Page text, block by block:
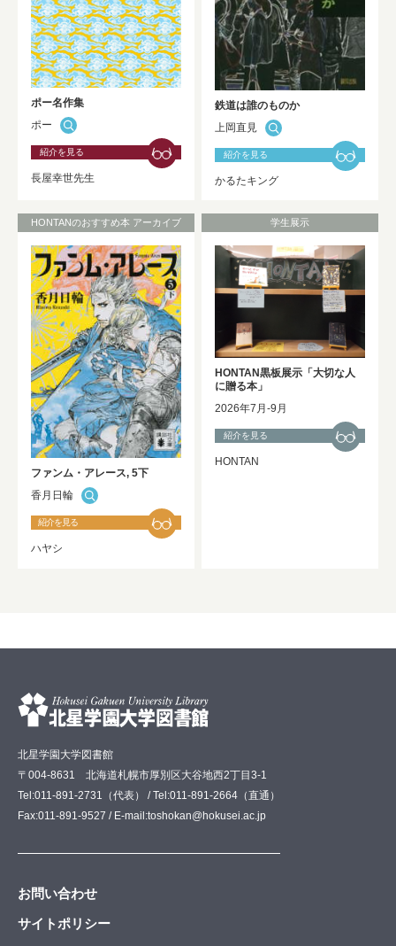
ポー名作集
ポー
紹介を見る
長屋幸世先生
鉄道は誰のものか
上岡直見
紹介を見る
かるたキング
HONTANのおすすめ本 アーカイブ
ファンム・アレース, 5下
香月日輪
紹介を見る
ハヤシ
学生展示
HONTAN黒板展示「大切な人
に贈る本」
2026年7月-9月
紹介を見る
HONTAN
北星学園大学図書館
〒004-8631 北海道札幌市厚別区大谷地西2丁目3-1
Tel:011-891-2731（代表） / Tel:011-891-2664（直通）
Fax:011-891-9527 / E-mail:toshokan@hokusei.ac.jp
お問い合わせ
サイトポリシー